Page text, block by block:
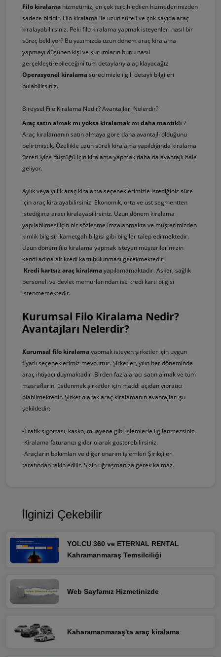
Filo kiralama hizmetimiz, en çok tercih edilen hizmetlerimizden
sadece biridir. Filo kiralama ile uzun süreli ve çok sayıda araç
kiralayabilirsiniz. Peki filo kiralama yapmak isteyenleri nasıl bir
süreç bekliyor? Bu yazımızda uzun dönem araç kiralama
yapmayı düşünen kişi ve kurumların bunu nasıl
gerçekleştirebileceğini tüm detaylarıyla açıklayacağız.
Operasyonel kiralamasürecimizle ilgili detaylı bilgileri
bulabilirsiniz.
Bireysel Filo Kiralama Nedir? Avantajları Nelerdir?
Araç satın almak mı yoksa kiralamak mı daha mantıklı ?
Araç kiralamanın satın almaya göre daha avantajlı olduğunu
belirtmiştik. Özellikle uzun süreli kiralama yapıldığında kiralama
ücreti iyice düştüğü için kiralama yapmak daha da avantajlı hale
geliyor.
Aylık veya yıllık araç kiralama seçeneklerimizle istediğiniz süre
için araç kiralayabilirsiniz. Ekonomik, orta ve üst segmentten
istediğiniz aracı kiralayabilirsiniz. Uzun dönem kiralama
yapılabilmesi için bir sözleşme imzalanmakta ve müşterimizden
kimlik bilgisi, ikametgah bilgisi gibi bilgiler talep edilmektedir.
Uzun dönem filo kiralama yapmak isteyen müşterilerimizin
kendi adına ait kredi kartı bulunması gerekmektedir.
Kredi kartsız araç kiralamayapılamamaktadır. Asker, sağlık
personeli ve devlet memurlarından ise kredi kartı bilgisi
istenmemektedir.
Kurumsal Filo Kiralama Nedir?
Avantajları Nelerdir?
Kurumsal filo kiralamayapmak isteyen şirketler için uygun
fiyatlı seçeneklerimiz mevcuttur. Şirketler, yılın her döneminde
araç ihtiyacı duymaktadır. Birden fazla aracı satın almak ve tüm
masraflarını üstlenmek şirketler için maddi açıdan yıpratıcı
olabilmektedir. Şirket olarak araç kiralamanın avantajları şu
şekildedir:
-Trafik sigortası, kasko, muayene gibi işlemlerle ilgilenmezsiniz.
-Kiralama faturanızı gider olarak gösterebilirsiniz.
-Araçların bakımları ve diğer onarım işlemleri Şirikçiler
tarafından takip edilir. Sizin uğraşmanıza gerek kalmaz.
İlginizi Çekebilir
YOLCU 360 ve ETERNAL RENTAL
Kahramanmaraş Temsilciliği
Web Sayfamız Hizmetinizde
Kaharamanmaraş'ta araç kiralama